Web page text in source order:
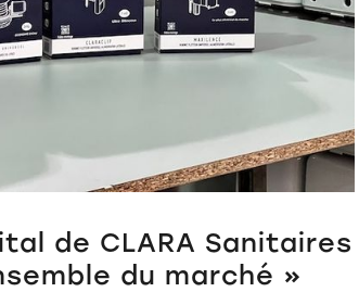
de CLARA Sanitaires
du marché »